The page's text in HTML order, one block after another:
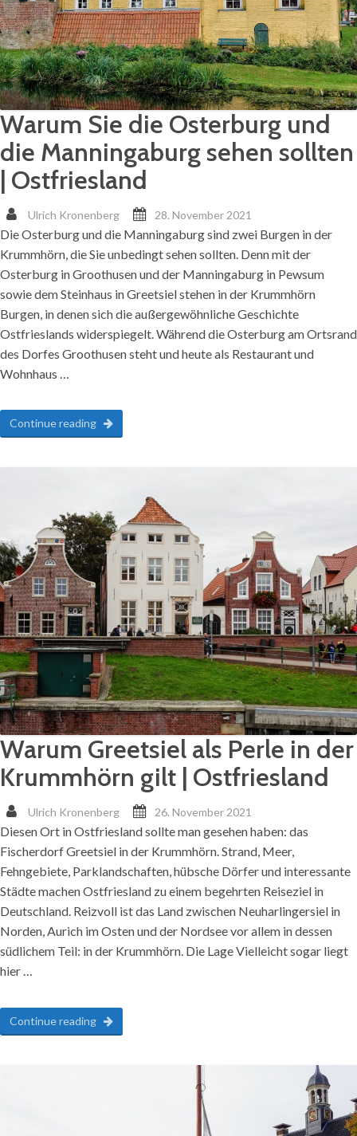
Warum Sie die Osterburg und
die Manningaburg sehen sollten
| Ostfriesland
Ulrich Kronenberg 28. November 2021
Die Osterburg und die Manningaburg sind zwei Burgen in der
Krummhörn, die Sie unbedingt sehen sollten. Denn mit der
Osterburg in Groothusen und der Manningaburg in Pewsum
sowie dem Steinhaus in Greetsiel stehen in der Krummhörn
Burgen, in denen sich die außergewöhnliche Geschichte
Ostfrieslands widerspiegelt. Während die Osterburg am Ortsrand
des Dorfes Groothusen steht und heute als Restaurant und
Wohnhaus …
Continue reading
Warum Greetsiel als Perle in der
Krummhörn gilt | Ostfriesland
Ulrich Kronenberg 26. November 2021
Diesen Ort in Ostfriesland sollte man gesehen haben: das
Fischerdorf Greetsiel in der Krummhörn. Strand, Meer,
Fehngebiete, Parklandschaften, hübsche Dörfer und interessante
Städte machen Ostfriesland zu einem begehrten Reiseziel in
Deutschland. Reizvoll ist das Land zwischen Neuharlingersiel in
Norden, Aurich im Osten und der Nordsee vor allem in dessen
südlichem Teil: in der Krummhörn. Die Lage Vielleicht sogar liegt
hier …
Continue reading